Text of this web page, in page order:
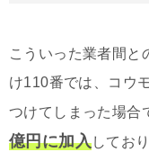
こういった業者間と
け110番では、コウ
つけてしまった場合
億円に加入してお